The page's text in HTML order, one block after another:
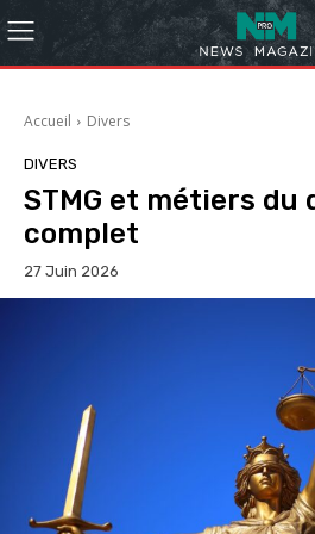
Accueil Divers
DIVERS
STMG et métiers du
complet
27 Juin 2026